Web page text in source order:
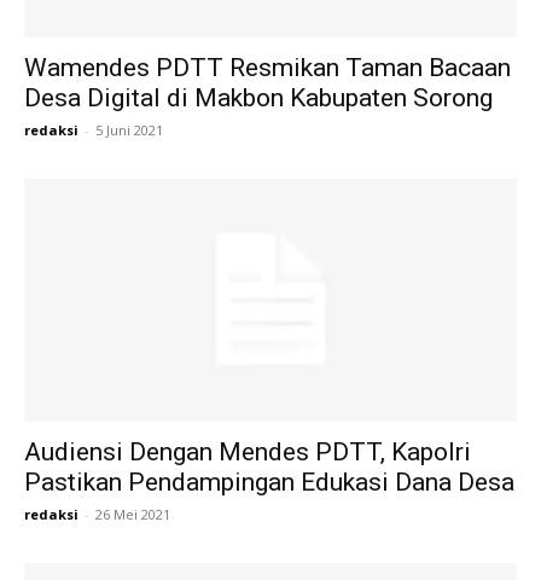
Wamendes PDTT Resmikan Taman Bacaan
Desa Digital di Makbon Kabupaten Sorong
redaksi - 5 Juni 2021
Audiensi Dengan Mendes PDTT, Kapolri
Pastikan Pendampingan Edukasi Dana Desa
redaksi - 26 Mei 2021